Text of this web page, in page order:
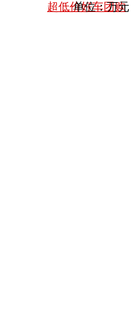
超低价好车团购
单位：万元